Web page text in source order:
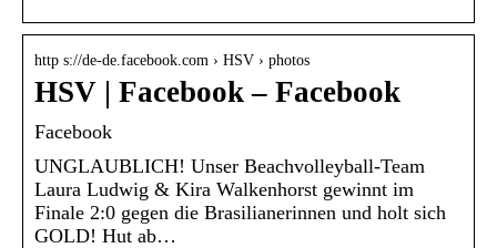
http s://de-de.facebook.com › HSV › photos
HSV | Facebook – Facebook
Facebook
UNGLAUBLICH! Unser Beachvolleyball-Team
Laura Ludwig & Kira Walkenhorst gewinnt im
Finale 2:0 gegen die Brasilianerinnen und holt sich
GOLD! Hut ab…